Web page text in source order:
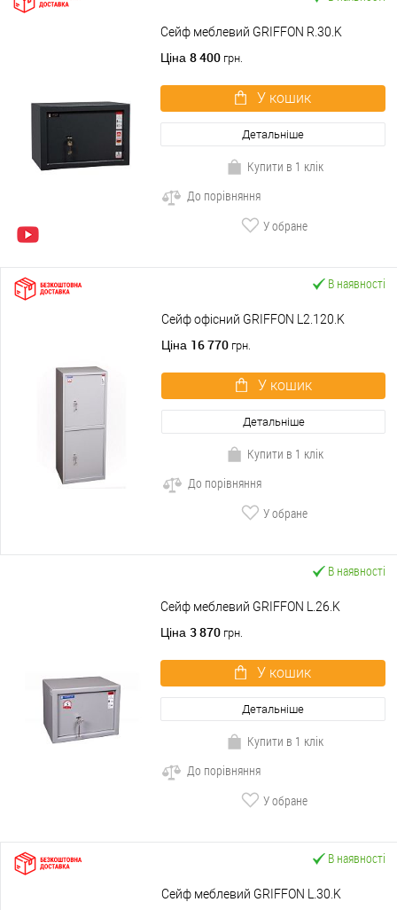
Сейф меблевий GRIFFON R.30.K
Ціна 8 400 грн.
У кошик
Детальніше
Купити в 1 клік
До порівняння
У обране
В наявності
Сейф офісний GRIFFON L2.120.K
Ціна 16 770 грн.
У кошик
Детальніше
Купити в 1 клік
До порівняння
У обране
В наявності
Сейф меблевий GRIFFON L.26.K
Ціна 3 870 грн.
У кошик
Детальніше
Купити в 1 клік
До порівняння
У обране
В наявності
Сейф меблевий GRIFFON L.30.K